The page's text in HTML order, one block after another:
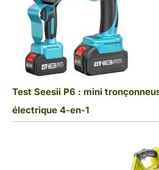
Test Seesii P6 : mini
électrique 4-en-1